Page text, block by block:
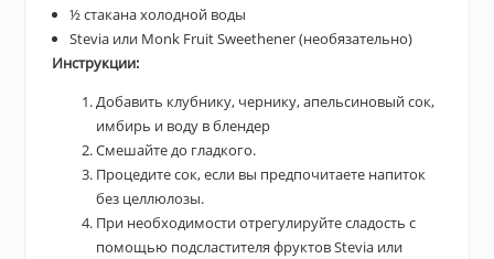
½ стакана холодной воды
Stevia или Monk Fruit Sweethener (необязательно)
Инструкции:
Добавить клубнику, чернику, апельсиновый сок,
имбирь и воду в блендер
Смешайте до гладкого.
Процедите сок, если вы предпочитаете напиток
без целлюлозы.
При необходимости отрегулируйте сладость с
помощью подсластителя фруктов Stevia или